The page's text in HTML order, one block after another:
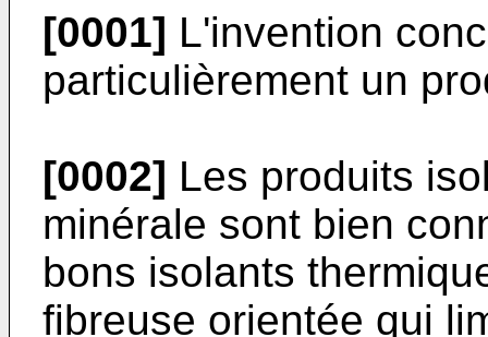
[0001] L'invention
particulièrement un
[0002] Les produits
minérale sont bien
bons isolants
fibreuse orientée qui